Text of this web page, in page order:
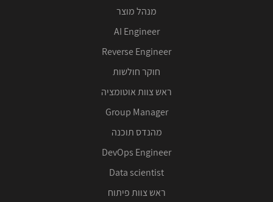
מנהל מוצר
AI Engineer
Reverse Engineer
חוקר חולשות
ראש צוות אוטומציה
Group Manager
מהנדס תוכנה
DevOps Engineer
Data scientist
ראש צוות פיתוח